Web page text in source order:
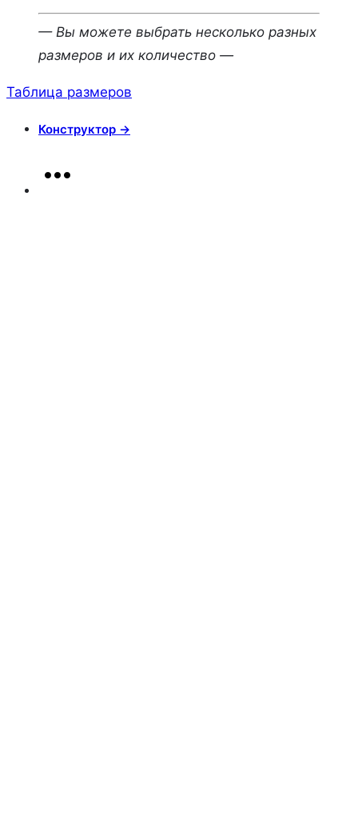
— Вы можете выбрать несколько разных
размеров и их количество —
Таблица размеров
Конструктор →